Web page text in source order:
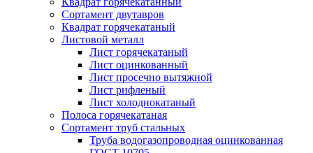
Сортамент двутавров
Квадрат горячекатаный
Листовой металл
Лист горячекатаный
Лист оцинкованный
Лист просечно вытяжной
Лист рифленый
Лист холоднокатаный
Полоса горячекатаная
Сортамент труб стальных
Труба водогазопроводная оцинкованная